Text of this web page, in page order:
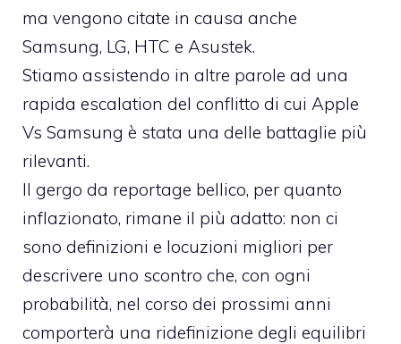
ma vengono citate in causa anche
Samsung, LG, HTC e Asustek.
Stiamo assistendo in altre parole ad una
rapida escalation del conflitto di cui Apple
Vs Samsung è stata una delle battaglie più
rilevanti.
Il gergo da reportage bellico, per quanto
inflazionato, rimane il più adatto: non ci
sono definizioni e locuzioni migliori per
descrivere uno scontro che, con ogni
probabilità, nel corso dei prossimi anni
comporterà una ridefinizione degli equilibri